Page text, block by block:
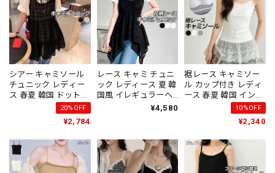
ン バレエコア トップ
ス [LS-CGT121]
リート カジュアル
[LS-CGT118]
[LS-CGT116]
シアー キャミソール
チュニック レディー
ス 春夏 韓国 ドット柄
チュール レイヤード
重ね着 透け感 ティア
ード フリル Aライン
カジュアル [LS-
CGT110]
20%OFF
¥2,784
レース キャミ チュニ
ック レディース 夏 韓
国風 イレギュラーヘ
ム ツイスト フレア シ
型カバー フェミニン
ガーリー [LS-CGT129]
¥4,580
裾レース キャミソー
ル カップ付き レディ
ース 春夏 韓国 インナ
ー トップス きれいめ
おしゃれ 大人 かわい
い 重ね着 レイヤード
ノースリーブ フェミ
ニン 大人可愛い 大人
女子 [LS-CGT088]
10%OFF
¥2,340